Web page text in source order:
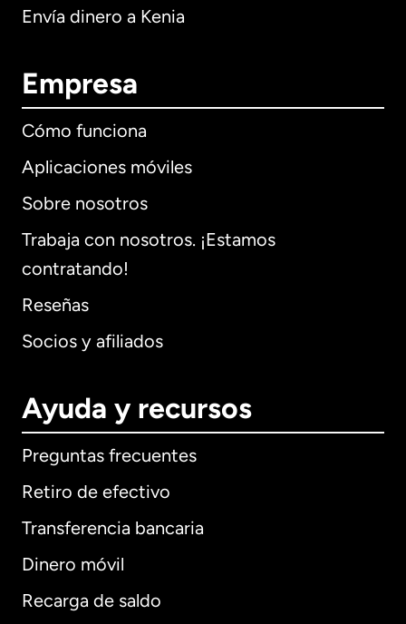
Envía dinero a Kenia
Empresa
Cómo funciona
Aplicaciones móviles
Sobre nosotros
Trabaja con nosotros. ¡Estamos
contratando!
Reseñas
Socios y afiliados
Ayuda y recursos
Preguntas frecuentes
Retiro de efectivo
Transferencia bancaria
Dinero móvil
Recarga de saldo